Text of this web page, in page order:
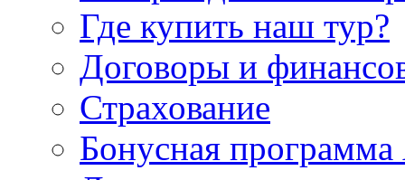
Где купить наш тур?
Договоры и
Страхование
Бонусная